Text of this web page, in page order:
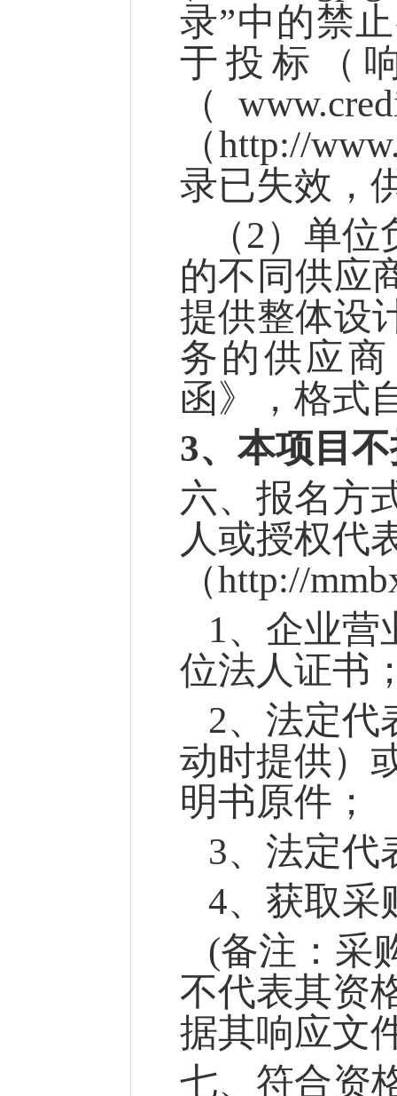
录”中的禁
于投标（
（
（http://
录已失效，
（2）单位
的不同供应
提供整体设
务的供应
函》，格式
3、本项目
六、 报名方
人或授权代
（http://
1、企业营
位法人证书
2、法定代
动时提供）
明书原件；
3、法定代
4、获取采
(备注：采
不代表其资
据其响应文
七、符合资